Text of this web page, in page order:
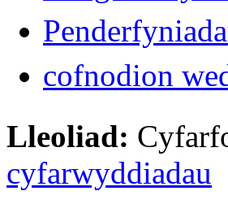
cofnodion
Lleoliad:
cyfarwyddiadau